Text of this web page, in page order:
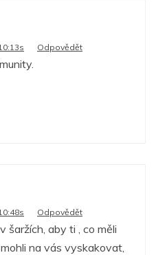
Odpovědět
Odpovědět
šaržích, aby ti , co měli
na vás vyskakovat,